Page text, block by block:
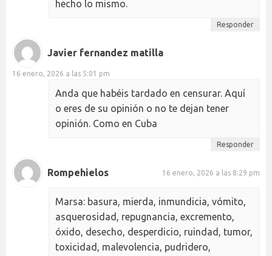
hecho lo mismo.
Responder
Javier fernandez matilla
16 enero, 2026 a las 5:01 pm
Anda que habéis tardado en censurar. Aquí
o eres de su opinión o no te dejan tener
opinión. Como en Cuba
Responder
Rompehielos 16 enero, 2026 a las 8:29 pm
Marsa: basura, mierda, inmundicia, vómito,
asquerosidad, repugnancia, excremento,
óxido, desecho, desperdicio, ruindad, tumor,
toxicidad, malevolencia, pudridero,